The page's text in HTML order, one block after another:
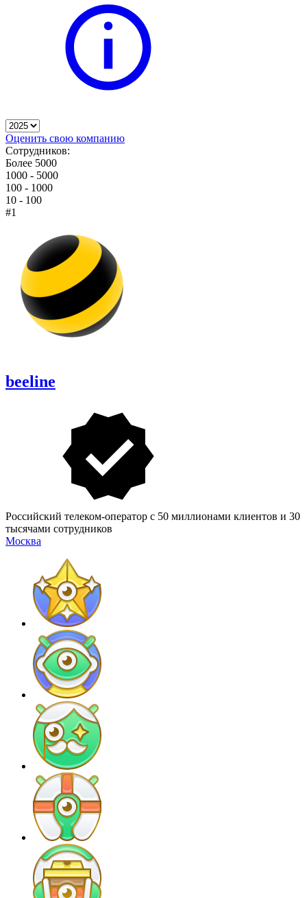
Оценить свою компанию
Сотрудников:
Более 5000
1000 - 5000
100 - 1000
10 - 100
#1
beeline
Российский телеком-оператор с 50 миллионами клиентов и 30
тысячами сотрудников
Москва